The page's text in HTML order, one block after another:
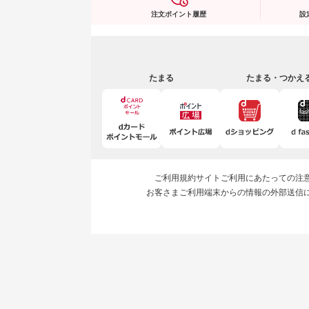
注文ポイント履歴 設
たまる たまる・つかえ
ご利用規約サイトご利用にあたっての注
お客さまご利用端末からの情報の外部送信